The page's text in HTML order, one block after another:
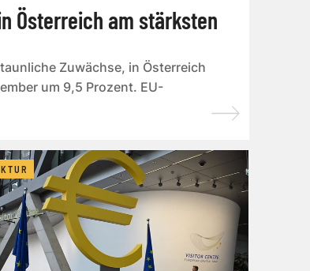
Österreich am stärksten
Zuwächse, in Österreich
um 9,5 Prozent. EU-